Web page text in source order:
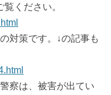
ください。
対策です。↓の記事も
察は、被害が出てい